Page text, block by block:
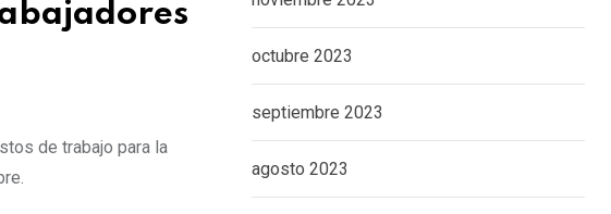
de trabajo para la
octubre 2023
septiembre 2023
agosto 2023